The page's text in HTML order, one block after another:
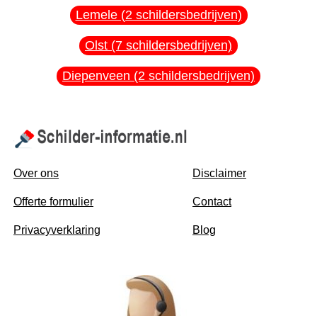
Lemele (2 schildersbedrijven)
Olst (7 schildersbedrijven)
Diepenveen (2 schildersbedrijven)
Over ons
Offerte formulier
Privacyverklaring
Disclaimer
Contact
Blog